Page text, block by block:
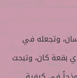
وتجعله في
بقعة كان، وتبحث